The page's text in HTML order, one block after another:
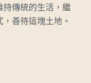
傳統的生活，繼
善待這塊土地。